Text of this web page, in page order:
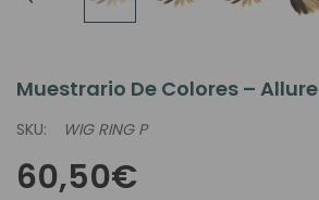
Muestrario De Colores – Allure
SKU: WIG RING P
60,50€